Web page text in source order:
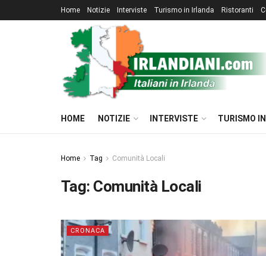
Home Notizie Interviste Turismo in Irlanda Ristoranti
HOME NOTIZIE INTERVISTE TURISMO
Home Tag Comunità Locali
Tag: Comunità Locali
CRONACA